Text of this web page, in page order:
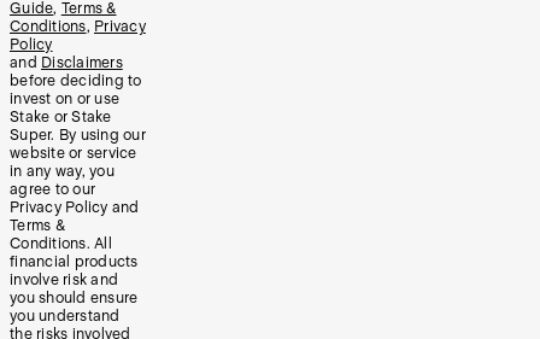
Guide, Terms &
Conditions, Privacy
Policy
and Disclaimers
before deciding to
invest on or use
Stake or Stake
Super. By using our
website or service
in any way, you
agree to our
Privacy Policy and
Terms &
Conditions. All
financial products
involve risk and
you should ensure
you understand
the risks involved